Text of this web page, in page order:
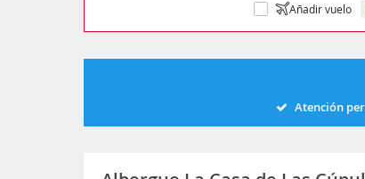
Añadir vuelo
Atención